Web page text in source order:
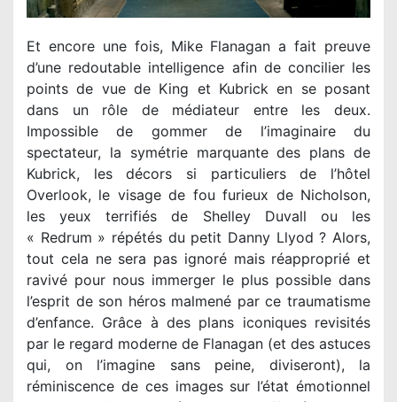
Et encore une fois, Mike Flanagan a fait preuve
d’une redoutable intelligence afin de concilier les
points de vue de King et Kubrick en se posant
dans un rôle de médiateur entre les deux.
Impossible de gommer de l’imaginaire du
spectateur, la symétrie marquante des plans de
Kubrick, les décors si particuliers de l’hôtel
Overlook, le visage de fou furieux de Nicholson,
les yeux terrifiés de Shelley Duvall ou les
« Redrum » répétés du petit Danny Llyod ? Alors,
tout cela ne sera pas ignoré mais réapproprié et
ravivé pour nous immerger le plus possible dans
l’esprit de son héros malmené par ce traumatisme
d’enfance. Grâce à des plans iconiques revisités
par le regard moderne de Flanagan (et des astuces
qui, on l’imagine sans peine, diviseront), la
réminiscence de ces images sur l’état émotionnel